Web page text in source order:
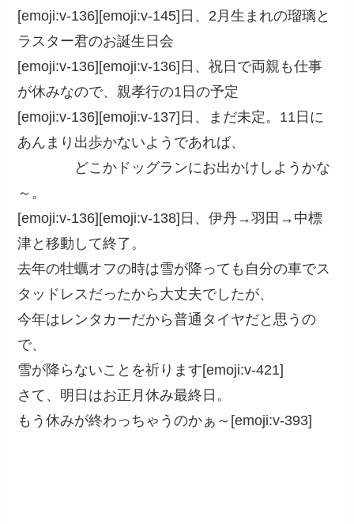
[emoji:v-136][emoji:v-145]日、2月生まれの瑠璃と
ラスター君のお誕生日会
[emoji:v-136][emoji:v-136]日、祝日で両親も仕事
が休みなので、親孝行の1日の予定
[emoji:v-136][emoji:v-137]日、まだ未定。11日に
あんまり出歩かないようであれば、
どこかドッグランにお出かけしようかな
～。
[emoji:v-136][emoji:v-138]日、伊丹→羽田→中標
津と移動して終了。
去年の牡蠣オフの時は雪が降っても自分の車でス
タッドレスだったから大丈夫でしたが、
今年はレンタカーだから普通タイヤだと思うの
で、
雪が降らないことを祈ります[emoji:v-421]
さて、明日はお正月休み最終日。
もう休みが終わっちゃうのかぁ～[emoji:v-393]